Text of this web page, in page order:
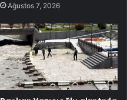
Ağustos 7, 2026